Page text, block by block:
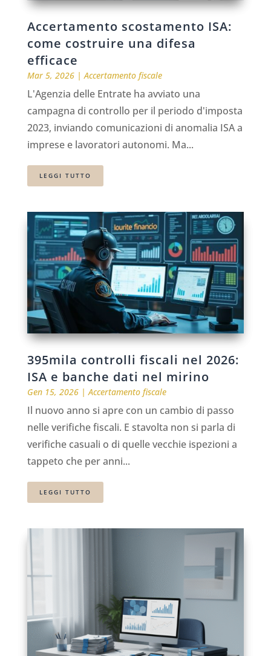
Accertamento scostamento ISA:
come costruire una difesa
efficace
Mar 5, 2026| Accertamento fiscale
L'Agenzia delle Entrate ha avviato una
campagna di controllo per il periodo d'imposta
2023, inviando comunicazioni di anomalia ISA a
imprese e lavoratori autonomi. Ma...
LEGGI TUTTO
395mila controlli fiscali nel 2026:
ISA e banche dati nel mirino
Gen 15, 2026|Accertamento fiscale
Il nuovo anno si apre con un cambio di passo
nelle verifiche fiscali. E stavolta non si parla di
verifiche casuali o di quelle vecchie ispezioni a
tappeto che per anni...
LEGGI TUTTO